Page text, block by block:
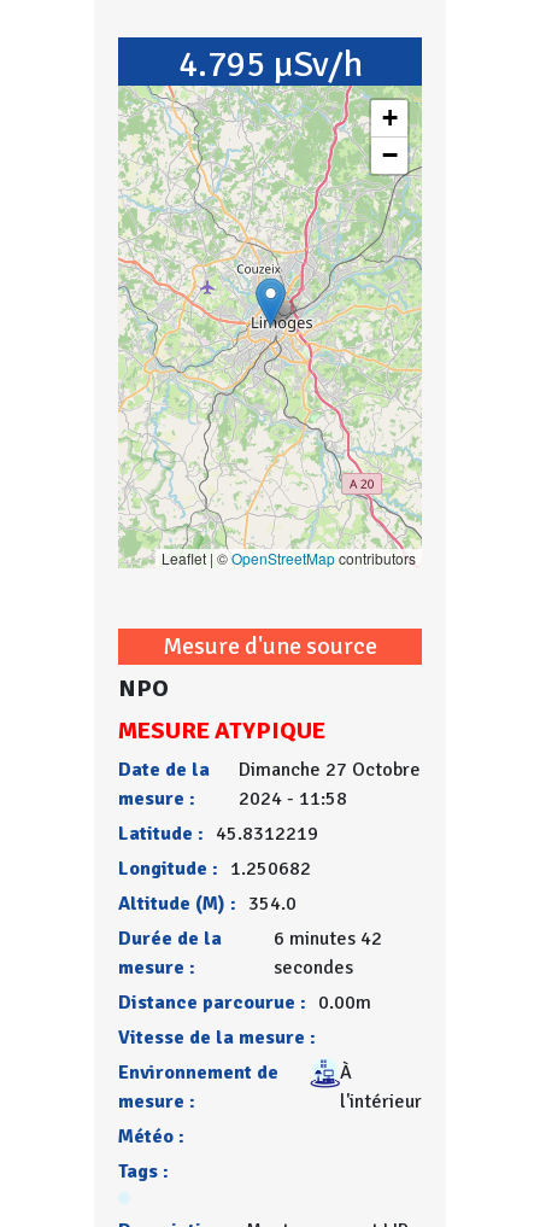
4.795 µSv/h
+
−
Leaflet | ©OpenStreetMapcontributors
Mesure d'une source
NPO
MESURE ATYPIQUE
Date de la
mesure :
Dimanche 27 Octobre
2024 - 11:58
Latitude : 45.8312219
Longitude : 1.250682
Altitude (M) : 354.0
Durée de la
mesure :
6 minutes 42
secondes
Distance parcourue : 0.00m
Vitesse de la mesure :
Environnement de
mesure :
À
l'intérieur
Météo :
Tags :